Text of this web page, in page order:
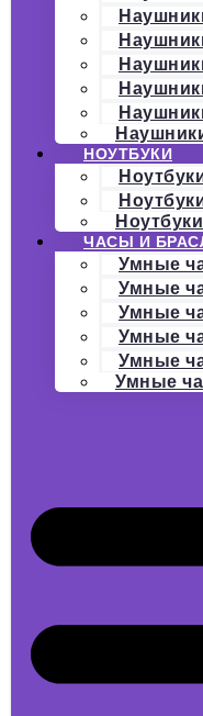
НОУТБУКИ
ЧАСЫ И
Умные
Умные
Умные
Умные
Умные
Умные